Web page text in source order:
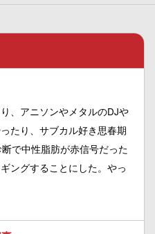
、アニソンやメタルのDJや
たり、サブカル好き思春期
で中性脂肪が赤信号だった
ングすることにした。やっ